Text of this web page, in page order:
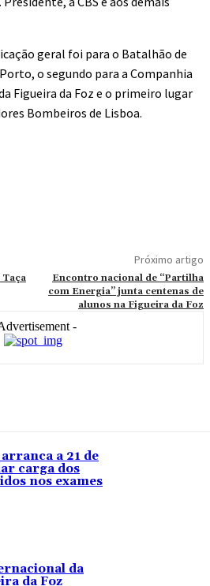
geral foi para o Batalhão de
o segundo para a Companhia
Figueira da Foz e o primeiro lugar
Bombeiros de Lisboa.
Taça
Próximo artigo
Encontro nacional de “Partilha
com Energia” junta centenas de
alunos na Figueira da Foz
-
a 21 de
carga dos
nos exames
da
da Foz